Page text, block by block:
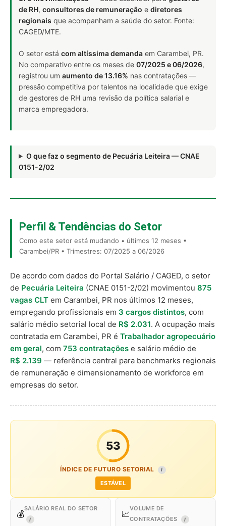
de RH, consultores de remuneração e diretores
regionais que acompanham a saúde do setor. Fonte:
CAGED/MTE.
O setor está com altíssima demanda em Carambei, PR.
No comparativo entre os meses de 07/2025 e 06/2026,
registrou um aumento de 13.16% nas contratações —
pressão competitiva por talentos na localidade que exige
de gestores de RH uma revisão da política salarial e
marca empregadora.
O que faz o segmento de Pecuária Leiteira — CNAE
0151-2/02
Perfil & Tendências do Setor
Como este setor está mudando • últimos 12 meses •
Carambei/PR • Trimestres: 07/2025 a 06/2026
De acordo com dados do Portal Salário / CAGED, o setor
de Pecuária Leiteira (CNAE 0151-2/02) movimentou 875
vagas CLT em Carambei, PR nos últimos 12 meses,
empregando profissionais em 3 cargos distintos, com
salário médio setorial local de R$ 2.031. A ocupação mais
contratada em Carambei, PR é Trabalhador agropecuário
em geral, com 753 contratações e salário médio de
R$ 2.139 — referência central para benchmarks regionais
de remuneração e dimensionamento de workforce em
empresas do setor.
53
ÍNDICE DE FUTURO SETORIAL I
ESTÁVEL
💰
SALÁRIO REAL DO SETOR
I
📈
VOLUME DE
CONTRATAÇÕES
I